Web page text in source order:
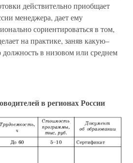
действительно приобщает
менеджера, дает ему
сориентироваться в том,
на практике, заняв какую–
в низовом или среднем
в регионах России